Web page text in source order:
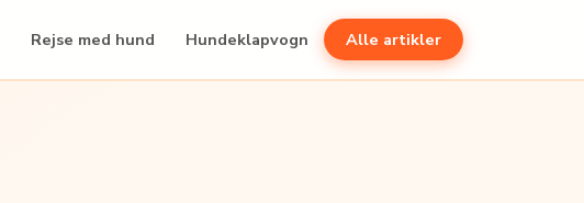
Rejse med hund Hundeklapvogn Alle artikler